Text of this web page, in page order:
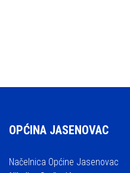
OPĆINA JASENOVAC
Načelnica Općine Jasenovac